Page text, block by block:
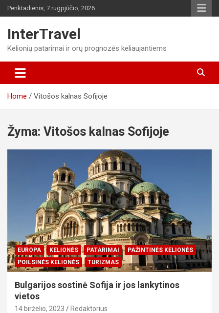
Skip
to
Penktadienis, 7 rugpjūčio, 2026
InterTravel
Kelionių patarimai ir orų prognozės keliaujantiems
Home Vitošos kalnas Sofijoje
Žyma: Vitošos kalnas Sofijoje
EUROPA KELIONĖS PATARIMAI
PAŽINTINĖS KELIONĖS
POILSINĖS KELIONĖS
TURIZMAS
Bulgarijos sostinė Sofija ir jos lankytinos
vietos
14 birželio, 2023 Redaktorius